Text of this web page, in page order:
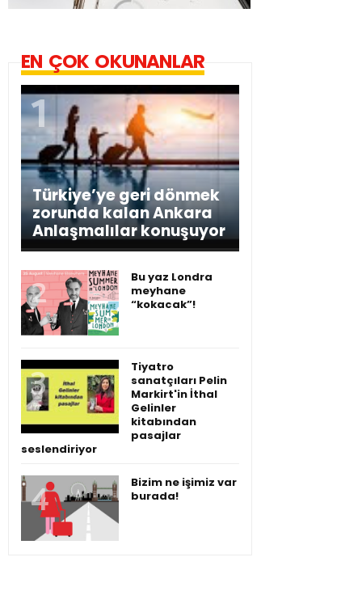
EN ÇOK OKUNANLAR
Türkiye’ye geri dönmek
zorunda kalan Ankara
Anlaşmalılar konuşuyor
Bu yaz Londra
meyhane
“kokacak”!
Tiyatro
sanatçıları Pelin
Markirt'in İthal
Gelinler
kitabından
pasajlar
seslendiriyor
Bizim ne işimiz var
burada!